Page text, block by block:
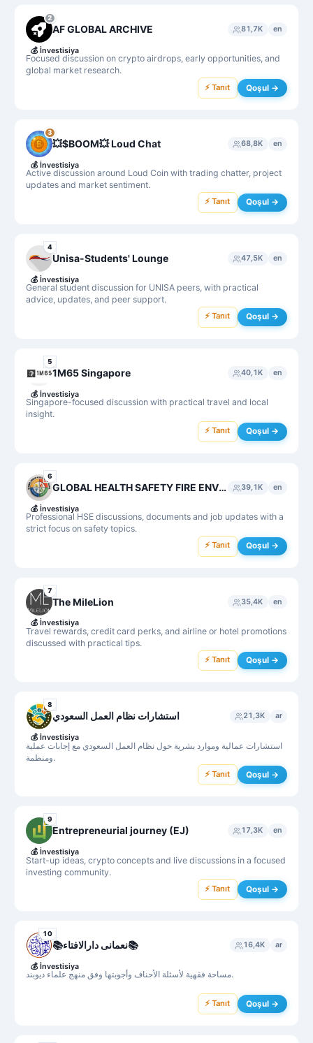
2
AF GLOBAL ARCHIVE 81,7K en
Focused discussion on crypto airdrops, early opportunities, and
global market research.
💰 İnvestisiya
⚡ Tanıt Qoşul →
3
💥$BOOM💥 Loud Chat 68,8K en
Active discussion around Loud Coin with trading chatter, project
updates and market sentiment.
💰 İnvestisiya
⚡ Tanıt Qoşul →
4
Unisa-Students' Lounge 47,5K en
General student discussion for UNISA peers, with practical
advice, updates, and peer support.
💰 İnvestisiya
⚡ Tanıt Qoşul →
5
1M65 Singapore 40,1K en
Singapore-focused discussion with practical travel and local
insight.
💰 İnvestisiya
⚡ Tanıt Qoşul →
6
GLOBAL HEALTH SAFETY FIRE ENVIRONMENT 39,1K en
Professional HSE discussions, documents and job updates with a
strict focus on safety topics.
💰 İnvestisiya
⚡ Tanıt Qoşul →
7
The MileLion 35,4K en
Travel rewards, credit card perks, and airline or hotel promotions
discussed with practical tips.
💰 İnvestisiya
⚡ Tanıt Qoşul →
8
استشارات نظام العمل السعودي 21,3K ar
استشارات عمالية وموارد بشرية حول نظام العمل السعودي مع إجابات عملية
ومنظمة.
💰 İnvestisiya
⚡ Tanıt Qoşul →
9
Entrepreneurial journey (EJ) 17,3K en
Start-up ideas, crypto concepts and live discussions in a focused
investing community.
💰 İnvestisiya
⚡ Tanıt Qoşul →
10
📚نعمانی دارالافتاء📚 16,4K ar
مساحة فقهية لأسئلة الأحناف وأجوبتها وفق منهج علماء ديوبند.
💰 İnvestisiya
⚡ Tanıt Qoşul →